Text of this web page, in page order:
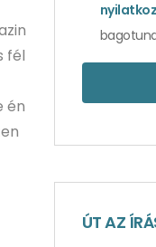
fél
én
ÚT AZ